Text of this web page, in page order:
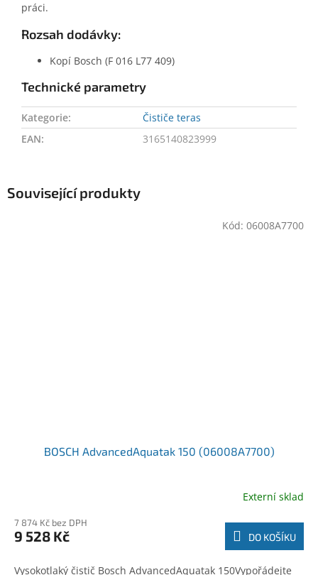
Související produkty
BOSCH AdvancedAquatak 150 (06008A7700)
Externí sklad
7 874 Kč bez DPH
9 528 Kč DO KOŠÍKU
Vysokotlaký čistič Bosch AdvancedAquatak 150Vypořádejte
Kód: 06008A7700
práci.
Rozsah dodávky:
Kopí Bosch (F 016 L77 409)
Technické parametry
Kategorie:
Čističe teras
EAN: 3165140823999